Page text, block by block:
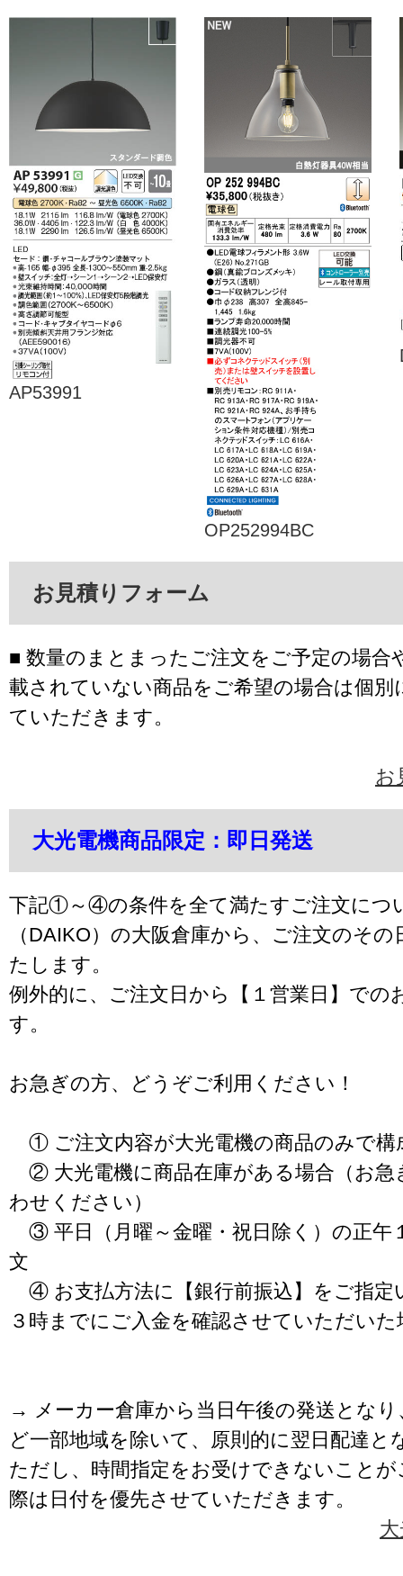
AP53991
OP252994BC
お見積りフォーム
■ 数量のまとまったご注文をご予定の場合
載されていない商品をご希望の場合は個別
ていただきます。
お
大光電機商品限定：即日発送
下記①～④の条件を全て満たすご注文につ
（DAIKO）の大阪倉庫から、ご注文のそ
たします。
例外的に、ご注文日から【１営業日】での
す。
お急ぎの方、どうぞご利用ください！
① ご注文内容が大光電機の商品のみで構
② 大光電機に商品在庫がある場合（お急
わせください）
③ 平日（月曜～金曜・祝日除く）の正午
文
④ お支払方法に【銀行前振込】をご指定
３時までにご入金を確認させていただいた
→ メーカー倉庫から当日午後の発送となり
ど一部地域を除いて、原則的に翌日配達と
ただし、時間指定をお受けできないこと
際は日付を優先させていただきます。